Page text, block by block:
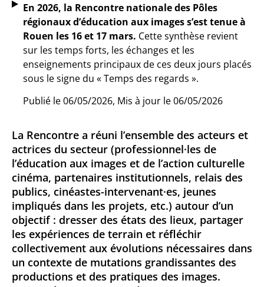
En 2026, la Rencontre nationale des Pôles
régionaux d’éducation aux images s’est tenue à
Rouen les 16 et 17 mars. Cette synthèse revient
sur les temps forts, les échanges et les
enseignements principaux de ces deux jours placés
sous le signe du « Temps des regards ».
Publié le 06/05/2026, Mis à jour le 06/05/2026
La Rencontre a réuni l’ensemble des acteurs et
actrices du secteur (professionnel·les de
l’éducation aux images et de l’action culturelle
cinéma, partenaires institutionnels, relais des
publics, cinéastes-intervenant·es, jeunes
impliqués dans les projets, etc.) autour d’un
objectif : dresser des états des lieux, partager
les expériences de terrain et réfléchir
collectivement aux évolutions nécessaires dans
un contexte de mutations grandissantes des
productions et des pratiques des images.